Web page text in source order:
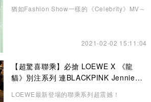
猶如Fashion Show一樣的《Celebrity》MV～
2021-02-02 15:11:04
【超驚喜聯乘】必搶 LOEWE X 《龍
貓》別注系列 連BLACKPINK Jennie也
LOEWE最新登場的聯乘系列超震撼！